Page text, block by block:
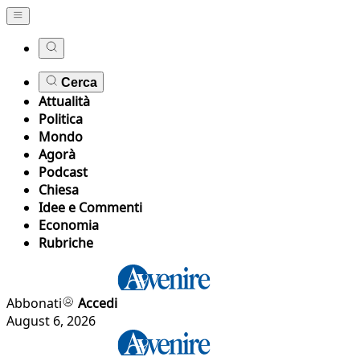
Cerca
Attualità
Politica
Mondo
Agorà
Podcast
Chiesa
Idee e Commenti
Economia
Rubriche
Abbonati
Accedi
August 6, 2026